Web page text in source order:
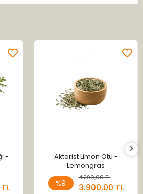
-
Aktarist Limon Otu -
Lemongras
%9
4.290,00 TL
3.900,00 TL